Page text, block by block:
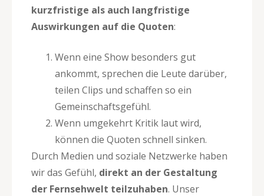
kurzfristige als auch langfristige
Auswirkungen auf die Quoten:
Wenn eine Show besonders gut
ankommt, sprechen die Leute darüber,
teilen Clips und schaffen so ein
Gemeinschaftsgefühl.
Wenn umgekehrt Kritik laut wird,
können die Quoten schnell sinken.
Durch Medien und soziale Netzwerke haben
wir das Gefühl, direkt an der Gestaltung
der Fernsehwelt teilzuhaben. Unser